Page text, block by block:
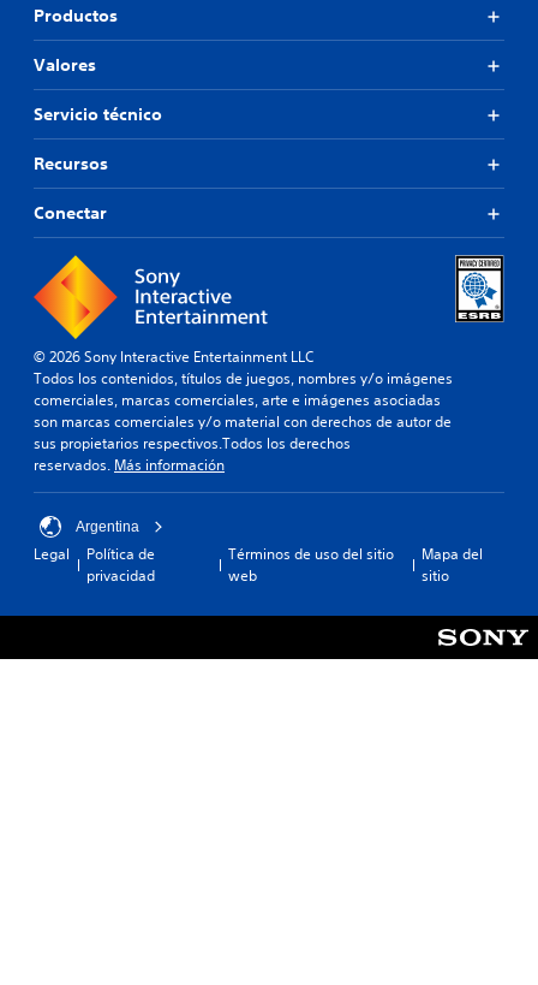
Productos
Valores
Servicio técnico
Recursos
Conectar
© 2026 Sony Interactive Entertainment LLC
Todos los contenidos, títulos de juegos, nombres y/o imágenes
comerciales, marcas comerciales, arte e imágenes asociadas
son marcas comerciales y/o material con derechos de autor de
sus propietarios respectivos.Todos los derechos
reservados. Más información
Argentina
Legal
Política de
privacidad
Términos de uso del sitio
web
Mapa del
sitio